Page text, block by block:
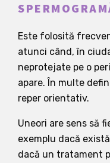
Este folosită
atunci când, în
neprotejate pe o
apare. În multe
reper orientativ.
Uneori are sens să
exemplu dacă
dacă un tratament